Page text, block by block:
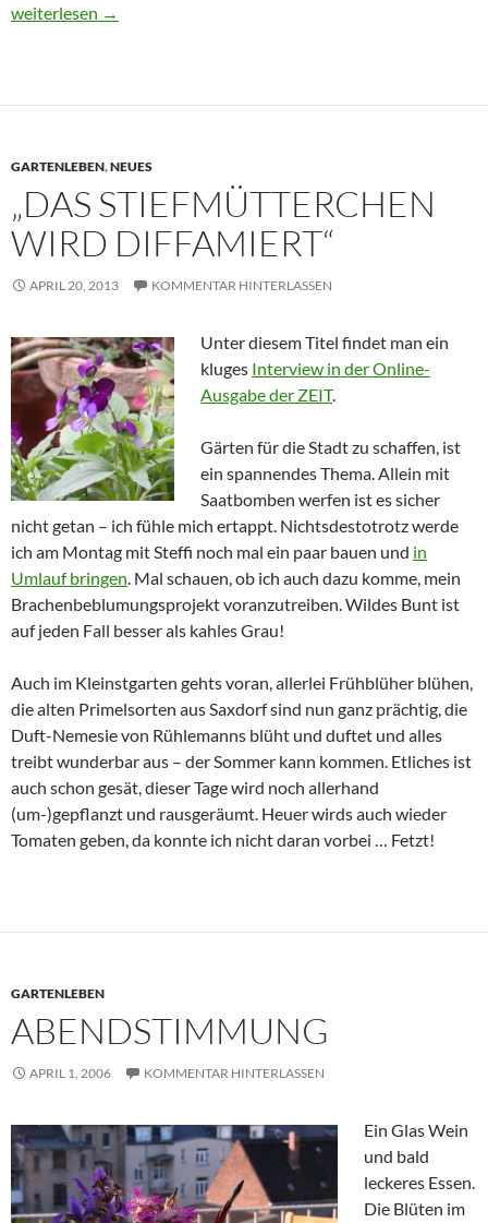
Ein Sommermenü im Kleinstgarten
weiterlesen →
GARTENLEBEN,NEUES
„DAS STIEFMÜTTERCHEN
WIRD DIFFAMIERT“
APRIL 20, 2013 KOMMENTAR HINTERLASSEN
Unter diesem Titel findet man ein
kluges Interview in der Online-
Ausgabe der ZEIT.
Gärten für die Stadt zu schaffen, ist
ein spannendes Thema. Allein mit
Saatbomben werfen ist es sicher
nicht getan – ich fühle mich ertappt. Nichtsdestotrotz werde
ich am Montag mit Steffi noch mal ein paar bauen und in
Umlauf bringen. Mal schauen, ob ich auch dazu komme, mein
Brachenbeblumungsprojekt voranzutreiben. Wildes Bunt ist
auf jeden Fall besser als kahles Grau!
Auch im Kleinstgarten gehts voran, allerlei Frühblüher blühen,
die alten Primelsorten aus Saxdorf sind nun ganz prächtig, die
Duft-Nemesie von Rühlemanns blüht und duftet und alles
treibt wunderbar aus – der Sommer kann kommen. Etliches ist
auch schon gesät, dieser Tage wird noch allerhand
(um-)gepflanzt und rausgeräumt. Heuer wirds auch wieder
Tomaten geben, da konnte ich nicht daran vorbei … Fetzt!
GARTENLEBEN
ABENDSTIMMUNG
APRIL 1, 2006 KOMMENTAR HINTERLASSEN
Ein Glas Wein
und bald
leckeres Essen.
Die Blüten im